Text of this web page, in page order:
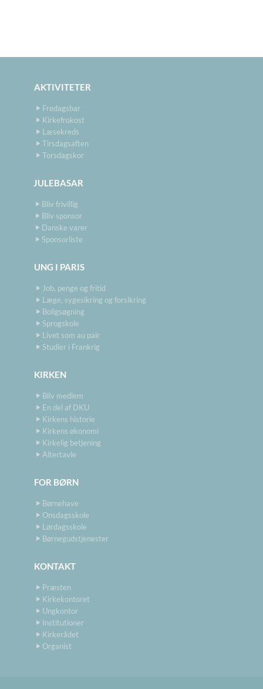
AKTIVITETER
Fredagsbar
Kirkefrokost
Læsekreds
Tirsdagsaften
Torsdagskor
JULEBASAR
Bliv frivillig
Bliv sponsor
Danske varer
Sponsorliste
UNG I PARIS
Job, penge og fritid
Læge, sygesikring og forsikring
Boligsøgning
Sprogskole
Livet som au pair
Studier i Frankrig
KIRKEN
Bliv medlem
En del af DKU
Kirkens historie
Kirkens økonomi
Kirkelig betjening
Altertavle
FOR BØRN
Børnehave
Onsdagsskole
Lørdagsskole
Børnegudstjenester
KONTAKT
Præsten
Kirkekontoret
Ungkontor
Institutioner
Kirkerådet
Organist